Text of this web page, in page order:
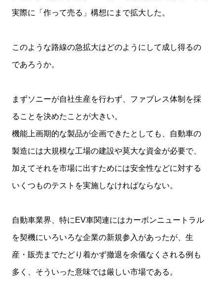
実際に「作って売る」構想にまで拡大した。
このような路線の急拡大はどのようにして成し得るの
であろうか。
まずソニーが自社生産を行わず、ファブレス体制を採
ることを決めたことが大きい。
機能上画期的な製品が企画できたとしても、自動車の
製造には大規模な工場の建設や莫大な資金が必要で、
加えてそれを市場に出すためには安全性などに対する
いくつものテストを実施しなければならない。
自動車業界、特にEV車関連にはカーボンニュートラル
を契機にいろいろな企業の新規参入があったが、生
産・販売までたどり着かず撤退を余儀なくされる例も
多く、そういった意味では厳しい市場である。